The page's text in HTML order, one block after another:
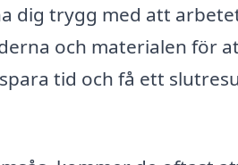
dig trygg med att
och materialen för
tid och få ett